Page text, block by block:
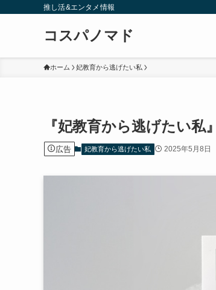
推し活&エンタメ情報
コスパノマド
ホーム 妃教育から逃げたい私
『妃教育から逃げたい
広告 妃教育から逃げたい私 2025年5月8日